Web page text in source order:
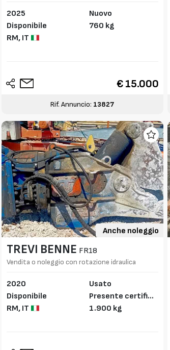
2025
Disponibile
RM,IT
Nuovo
760 kg
€ 15.000
Rif. Annuncio: 13827
Anche noleggio
TREVI BENNE FR18
Vendita o noleggio con rotazione idraulica
2020
Disponibile
RM,IT
Usato
Presente certifica
to CE
1.900 kg